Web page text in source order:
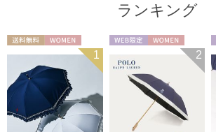
ランキング
1 2